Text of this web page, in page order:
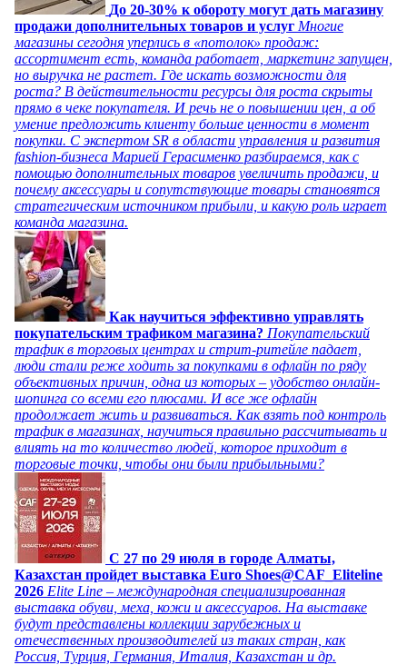
До 20-30% к обороту могут дать магазину
продажи дополнительных товаров и услуг Многие
магазины сегодня уперлись в «потолок» продаж:
ассортимент есть, команда работает, маркетинг запущен,
но выручка не растет. Где искать возможности для
роста? В действительности ресурсы для роста скрыты
прямо в чеке покупателя. И речь не о повышении цен, а об
умение предложить клиенту больше ценности в момент
покупки. С экспертом SR в области управления и развития
fashion-бизнеса Марией Герасименко разбираемся, как с
помощью дополнительных товаров увеличить продажи, и
почему аксессуары и сопутствующие товары становятся
стратегическим источником прибыли, и какую роль играет
команда магазина.
Как научиться эффективно управлять
покупательским трафиком магазина? Покупательский
трафик в торговых центрах и стрит-ритейле падает,
люди стали реже ходить за покупками в офлайн по ряду
объективных причин, одна из которых – удобство онлайн-
шопинга со всеми его плюсами. И все же офлайн
продолжает жить и развиваться. Как взять под контроль
трафик в магазинах, научиться правильно рассчитывать и
влиять на то количество людей, которое приходит в
торговые точки, чтобы они были прибыльными?
C 27 по 29 июля в городе Алматы,
Казахстан пройдет выставка Euro Shoes@CAF_Eliteline
2026 Elite Line – международная специализированная
выставка обуви, меха, кожи и аксессуаров. На выставке
будут представлены коллекции зарубежных и
отечественных производителей из таких стран, как
Россия, Турция, Германия, Италия, Казахстан и др.